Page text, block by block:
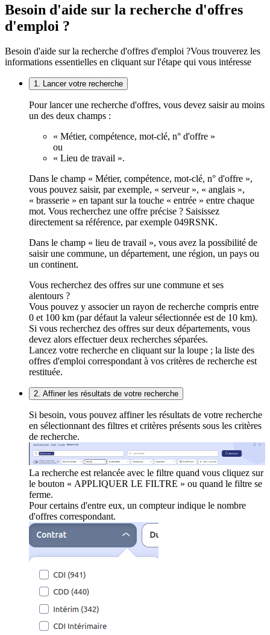
Besoin d'aide sur la recherche d'offres
d'emploi ?
Besoin d'aide sur la recherche d'offres d'emploi ?Vous trouverez les
informations essentielles en cliquant sur l'étape qui vous intéresse
1. Lancer votre recherche
Pour lancer une recherche d'offres, vous devez saisir au moins
un des deux champs :
« Métier, compétence, mot-clé, n° d'offre »
ou
« Lieu de travail ».
Dans le champ « Métier, compétence, mot-clé, n° d'offre »,
vous pouvez saisir, par exemple, « serveur », « anglais »,
« brasserie » en tapant sur la touche « entrée » entre chaque
mot. Vous recherchez une offre précise ? Saisissez
directement sa référence, par exemple 049RSNK.
Dans le champ « lieu de travail », vous avez la possibilité de
saisir une commune, un département, une région, un pays ou
un continent.
Vous recherchez des offres sur une commune et ses
alentours ?
Vous pouvez y associer un rayon de recherche compris entre
0 et 100 km (par défaut la valeur sélectionnée est de 10 km).
Si vous recherchez des offres sur deux départements, vous
devez alors effectuer deux recherches séparées.
Lancez votre recherche en cliquant sur la loupe ; la liste des
offres d'emploi correspondant à vos critères de recherche est
restituée.
2. Affiner les résultats de votre recherche
Si besoin, vous pouvez affiner les résultats de votre recherche
en sélectionnant des filtres et critères présents sous les critères
de recherche.
La recherche est relancée avec le filtre quand vous cliquez sur
le bouton « APPLIQUER LE FILTRE » ou quand le filtre se
ferme.
Pour certains d'entre eux, un compteur indique le nombre
d'offres correspondant.